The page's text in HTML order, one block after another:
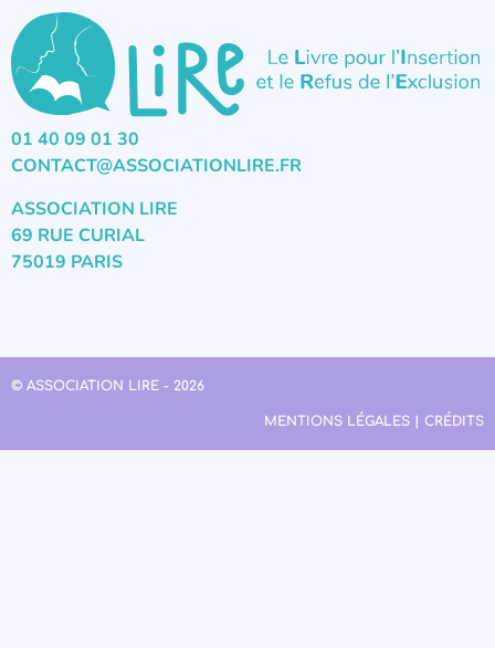
01 40 09 01 30
CONTACT@ASSOCIATIONLIRE.FR
ASSOCIATION LIRE
69 RUE CURIAL
75019 PARIS
© ASSOCIATION LIRE - 2026
MENTIONS LÉGALES | CRÉDITS